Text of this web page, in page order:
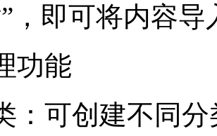
，即可将内容导
功能
：可创建不同